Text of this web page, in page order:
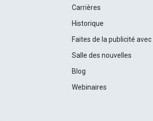
Carrières
Historique
Faites de la publicité
Salle des nouvelles
Blog
Webinaires